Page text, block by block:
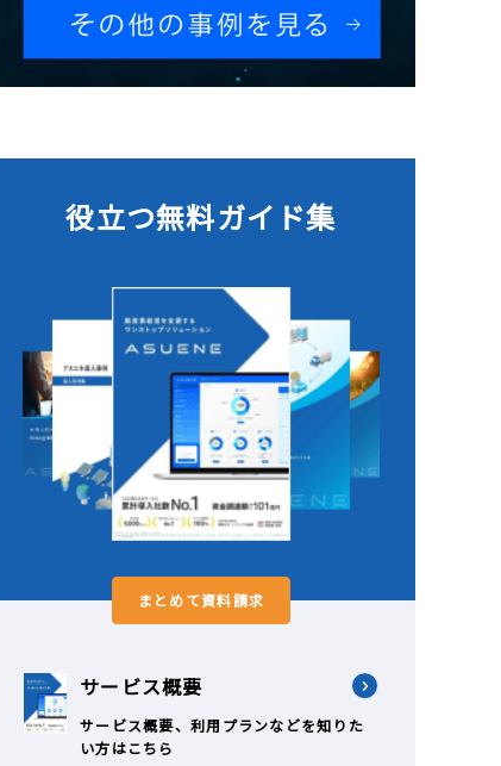
役立つ無料ガイド集​​
まとめて資料請求
サービス概要
サービス概要、利用プランなどを知りた
い方はこちら